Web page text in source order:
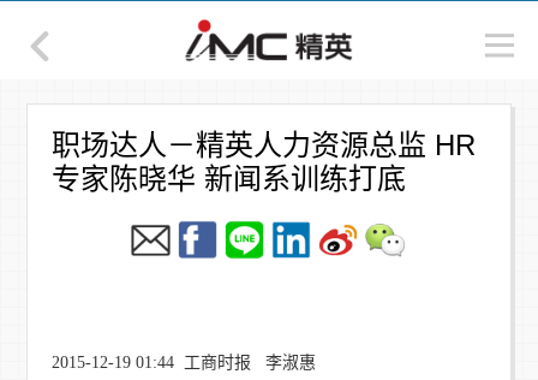
职场达人－精英人力资源总监 HR
专家陈晓华 新闻系训练打底
2015-12-19 01:44 工商时报 李淑惠